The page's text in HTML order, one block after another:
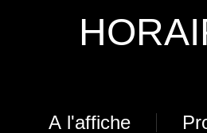
A l'affiche